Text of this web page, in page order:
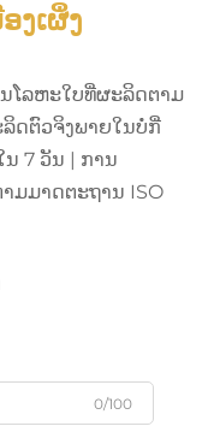
ງເຜິ່ງ
ໂລຫະໃບທີ່ຜະລິດຕາມ
ດຕົວຈິງພາຍໃນບໍ່ກີ່
ນ 7 ວັນ | ການ
ມມາດຕະຖານ ISO
0/100